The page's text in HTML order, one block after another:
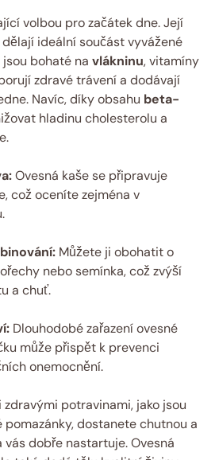
volbou pro začátek dne. Její
ideální součást vyvážené
bohaté na vlákninu, vitamíny
zdravé trávení a dodávají
Navíc, díky obsahu beta-
hladinu cholesterolu a
Ovesná kaše se připravuje
což oceníte zejména v
Můžete ji obohatit o
nebo semínka, což zvýší
a chuť.
Dlouhodobé zařazení ovesné
může přispět k prevenci
onemocnění.
potravinami, jako jsou
dostanete chutnou a
dobře nastartuje. Ovesná